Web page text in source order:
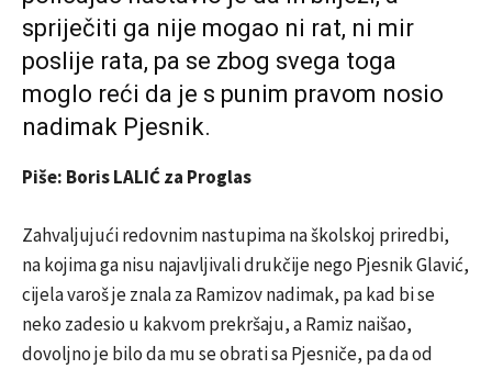
spriječiti ga nije mogao ni rat, ni mir
poslije rata, pa se zbog svega toga
moglo reći da je s punim pravom nosio
nadimak Pjesnik.
Piše: Boris LALIĆ za Proglas
Zahvaljujući redovnim nastupima na školskoj priredbi,
na kojima ga nisu najavljivali drukčije nego Pjesnik Glavić,
cijela varoš je znala za Ramizov nadimak, pa kad bi se
neko zadesio u kakvom prekršaju, a Ramiz naišao,
dovoljno je bilo da mu se obrati sa Pjesniče, pa da od